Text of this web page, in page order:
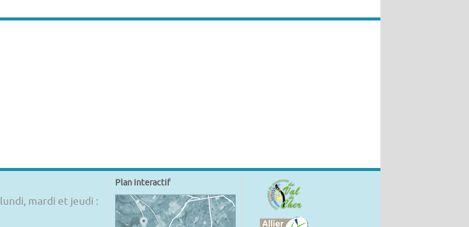
lundi, mardi et jeudi :
Plan interactif